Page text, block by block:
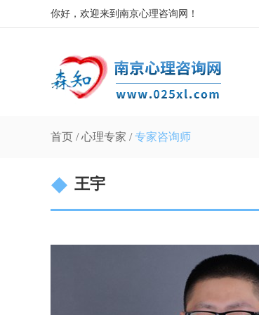
你好，欢迎来到南京心理咨询网！
首页 /心理专家 /专家咨询师
王宇